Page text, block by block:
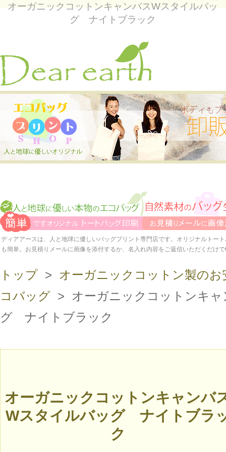
オーガニックコットンキャンバスWスタイルバッ
グ ナイトブラック
ディアアースは、人と地球に優しいバッグプリント専門店です。オリジナルトー
も簡単。お見積りメールに画像を添付するか、名入れ内容をご返信いただくだけ
トップ > オーガニックコットン製の
コバッグ > オーガニックコットンキ
グ ナイトブラック
オーガニックコットンキャンバ
Wスタイルバッグ ナイトブラ
ク